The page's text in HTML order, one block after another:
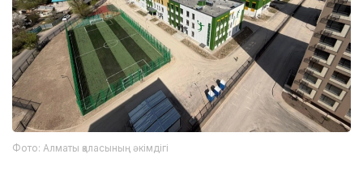
Фото: Алматы қаласының әкімдігі